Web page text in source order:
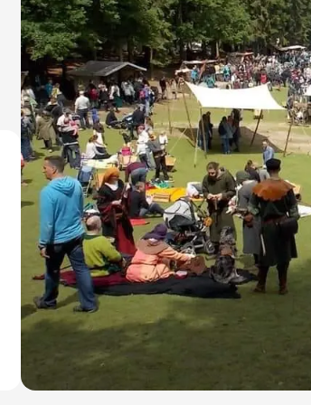
es lieber
darf ein
für Maki,